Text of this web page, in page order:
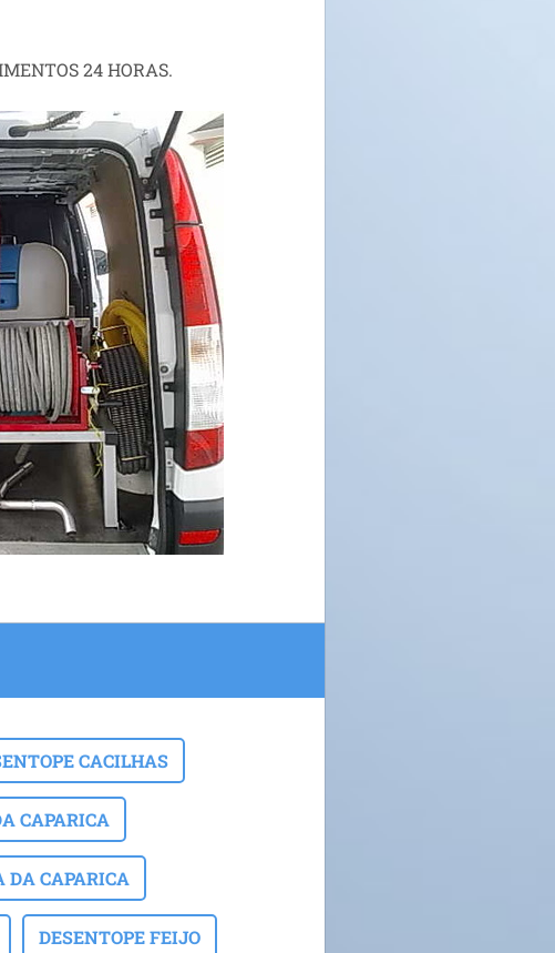
24 HORAS.
CACILHAS
CAPARICA
DA CAPARICA
DESENTOPE FEIJO